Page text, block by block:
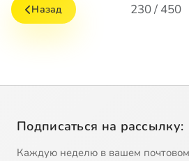
Назад 230 / 450
Подписаться на рассылку:
Каждую неделю в вашем